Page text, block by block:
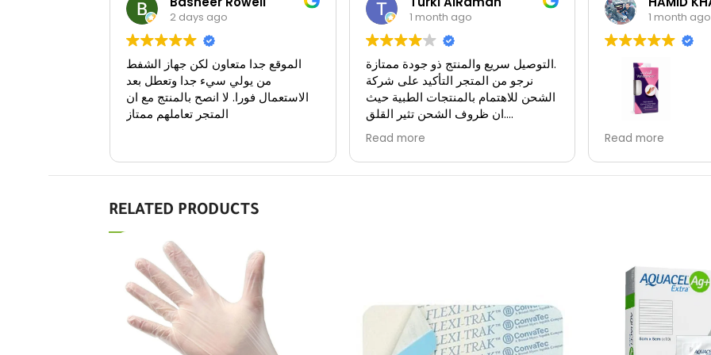
2 days ago
الموقع جدا متعاون لكن جهاز الشفط
من يولي سيء جدا وتعطل بعد
الاستعمال فورا. لا انصح بالمنتج مع ان
المتجر تعاملهم ممتاز
1 month ago
التوصيل سريع والمنتج ذو جودة ممتازة.
نرجو من المتجر التأكيد على شركة
الشحن للاهتمام بالمنتجات الطبية حيث
ان ظروف الشحن تثير القلق.
بعض المنتجات حساسة لظروف
الشحن، وشركة الشحن الحالية ليست
بالمستوى المطلوب.
استلمت المنتج وانا متأكد من تجاوزه
Read more
1 month ago
راقي وتوصيلهم سريع
طبيه بالتعامل معهم
Read more
RELATED PRODUCTS